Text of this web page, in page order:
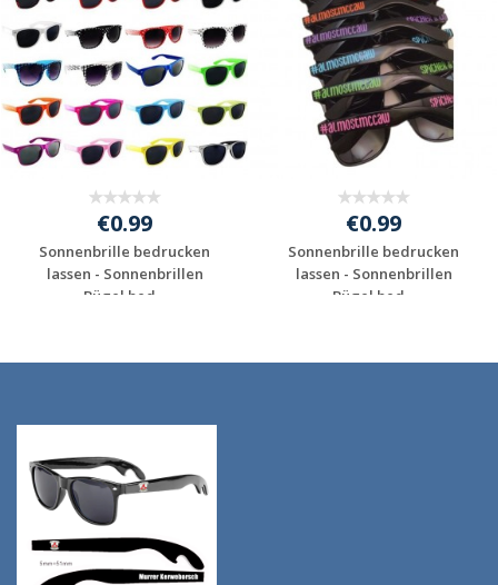
€0.99
Sonnenbrille bedrucken
lassen - Sonnenbrillen
Bügel bed...
€0.99
Sonnenbrille bedrucken
lassen - Sonnenbrillen
Bügel bed...